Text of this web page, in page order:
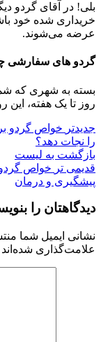
بلی! در آقای گردو
خریداری شده خود
عرضه می‌شوند.
گردو های سفارشی
بسته به شهری که
روز تا یک هفته، این
جدیدتر خواص گردو
را نجات دهد؟
بازگشت به لیست
قدیمی تر خواص
پیشگیری و درمان
دیدگاهتان را
نشانی ایمیل شما
علامت‌گذاری شده‌اند